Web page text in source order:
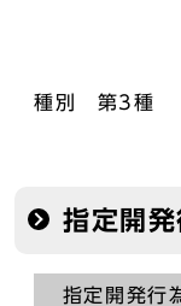
種別 第3種
指定開発
指定開発行